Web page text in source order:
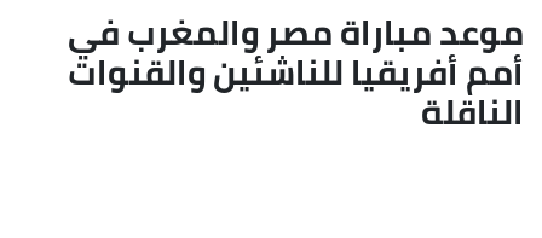
موعد مباراة مصر والمغرب في
أمم أفريقيا للناشئين والقنوات
الناقلة